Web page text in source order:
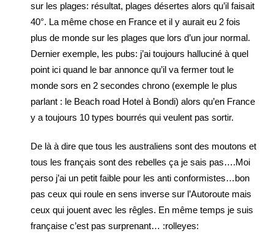
sur les plages: résultat, plages désertes alors qu’il faisait
40°. La même chose en France et il y aurait eu 2 fois
plus de monde sur les plages que lors d’un jour normal.
Dernier exemple, les pubs: j’ai toujours halluciné à quel
point ici quand le bar annonce qu’il va fermer tout le
monde sors en 2 secondes chrono (exemple le plus
parlant : le Beach road Hotel à Bondi) alors qu’en France
y a toujours 10 types bourrés qui veulent pas sortir.
De là à dire que tous les australiens sont des moutons et
tous les français sont des rebelles ça je sais pas….Moi
perso j’ai un petit faible pour les anti conformistes…bon
pas ceux qui roule en sens inverse sur l’Autoroute mais
ceux qui jouent avec les rêgles. En même temps je suis
française c’est pas surprenant… :rolleyes: